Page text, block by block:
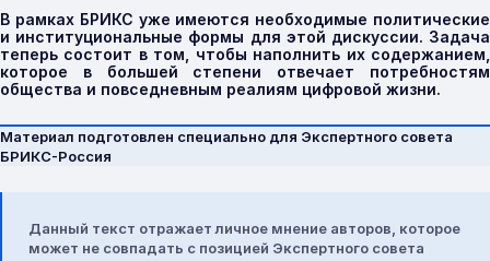
В рамках БРИКС уже имеются необходимые политические
и институциональные формы для этой дискуссии. Задача
теперь состоит в том, чтобы наполнить их содержанием,
которое в большей степени отвечает потребностям
общества и повседневным реалиям цифровой жизни.
Материал подготовлен специально для Экспертного совета
БРИКС-Россия
Данный текст отражает личное мнение авторов, которое
может не совпадать с позицией Экспертного совета